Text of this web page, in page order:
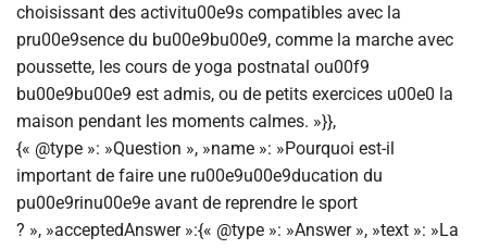
choisissant des activitu00e9s compatibles avec la
pru00e9sence du bu00e9bu00e9, comme la marche avec
poussette, les cours de yoga postnatal ou00f9
bu00e9bu00e9 est admis, ou de petits exercices u00e0 la
maison pendant les moments calmes. »}},
{« @type »: »Question », »name »: »Pourquoi est-il
important de faire une ru00e9u00e9ducation du
pu00e9rinu00e9e avant de reprendre le sport
? », »acceptedAnswer »:{« @type »: »Answer », »text »: »La